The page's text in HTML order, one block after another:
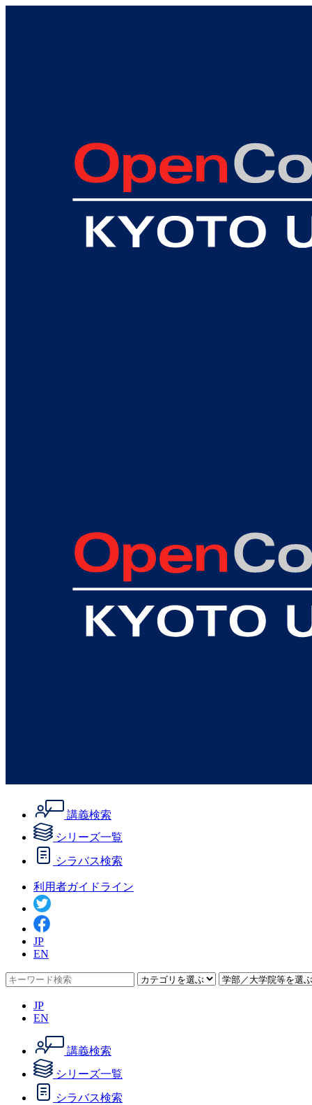
講義検索
シリーズ一覧
シラバス検索
利用者ガイドライン
JP
EN
JP
EN
講義検索
シリーズ一覧
シラバス検索